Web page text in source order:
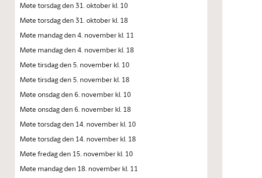
Møte torsdag den 31. oktober kl. 10
Møte torsdag den 31. oktober kl. 18
Møte mandag den 4. november kl. 11
Møte mandag den 4. november kl. 18
Møte tirsdag den 5. november kl. 10
Møte tirsdag den 5. november kl. 18
Møte onsdag den 6. november kl. 10
Møte onsdag den 6. november kl. 18
Møte torsdag den 14. november kl. 10
Møte torsdag den 14. november kl. 18
Møte fredag den 15. november kl. 10
Møte mandag den 18. november kl. 11